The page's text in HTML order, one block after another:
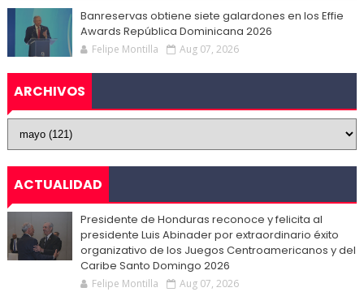
Banreservas obtiene siete galardones en los Effie
Awards República Dominicana 2026
Felipe Montilla Aug 07, 2026
ARCHIVOS
ACTUALIDAD
Presidente de Honduras reconoce y felicita al
presidente Luis Abinader por extraordinario éxito
organizativo de los Juegos Centroamericanos y del
Caribe Santo Domingo 2026
Felipe Montilla Aug 07, 2026